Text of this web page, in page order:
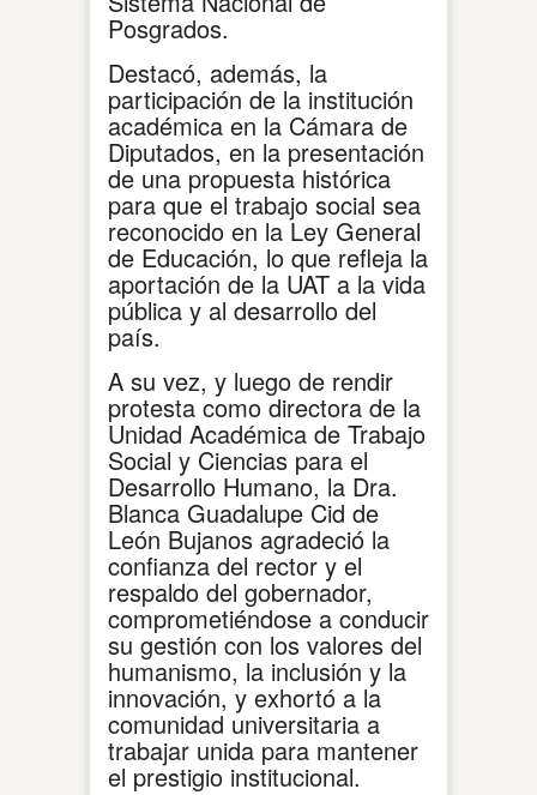
Posgrados.
Destacó, además, la
participación de la institución
académica en la Cámara de
Diputados, en la presentación
de una propuesta histórica
para que el trabajo social sea
reconocido en la Ley General
de Educación, lo que refleja la
aportación de la UAT a la vida
pública y al desarrollo del
país.
A su vez, y luego de rendir
protesta como directora de la
Unidad Académica de Trabajo
Social y Ciencias para el
Desarrollo Humano, la Dra.
Blanca Guadalupe Cid de
León Bujanos agradeció la
confianza del rector y el
respaldo del gobernador,
comprometiéndose a conducir
su gestión con los valores del
humanismo, la inclusión y la
innovación, y exhortó a la
comunidad universitaria a
trabajar unida para mantener
el prestigio institucional.